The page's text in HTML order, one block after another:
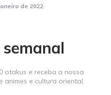
de 2022
otakus e receba a nossa
animes e cultura oriental.